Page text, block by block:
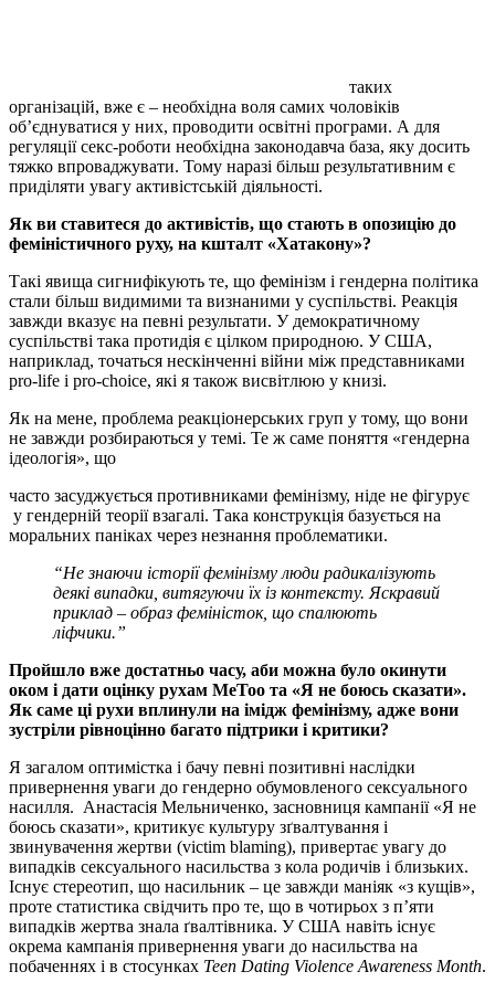
таких
організацій, вже є – необхідна воля самих чоловіків
об’єднуватися у них, проводити освітні програми. А для
регуляції секс-роботи необхідна законодавча база, яку досить
тяжко впроваджувати. Тому наразі більш результативним є
приділяти увагу активістській діяльності.
Як ви ставитеся до активістів, що стають в опозицію до
феміністичного руху, на кшталт «Хатакону»?
Такі явища сигнифікують те, що фемінізм і гендерна політика
стали більш видимими та визнаними у суспільстві. Реакція
завжди вказує на певні результати. У демократичному
суспільстві така протидія є цілком природною. У США,
наприклад, точаться нескінченні війни між представниками
pro-life і pro-choice, які я також висвітлюю у книзі.
Як на мене, проблема реакціонерських груп у тому, що вони
не завжди розбираються у темі. Те ж саме поняття «гендерна
ідеологія», що
часто засуджується противниками фемінізму, ніде не фігурує
у гендерній теорії взагалі. Така конструкція базується на
моральних паніках через незнання проблематики.
“Не знаючи історії фемінізму люди радикалізують
деякі випадки, витягуючи їх із контексту. Яскравий
приклад – образ феміністок, що спалюють
ліфчики.”
Пройшло вже достатньо часу, аби можна було окинути
оком і дати оцінку рухам MeToo та «Я не боюсь сказати».
Як саме ці рухи вплинули на імідж фемінізму, адже вони
зустріли рівноцінно багато підтрики і критики?
Я загалом оптимістка і бачу певні позитивні наслідки
привернення уваги до гендерно обумовленого сексуального
насилля. Анастасія Мельниченко, засновниця кампанії «Я не
боюсь сказати», критикує культуру зґвалтування і
звинувачення жертви (victim blaming), привертає увагу до
випадків сексуального насильства з кола родичів і близьких.
Існує стереотип, що насильник – це завжди маніяк «з кущів»,
проте статистика свідчить про те, що в чотирьох з п’яти
випадків жертва знала ґвалтівника. У США навіть існує
окрема кампанія привернення уваги до насильства на
побаченнях і в стосунках Teen Dating Violence Awareness Month.